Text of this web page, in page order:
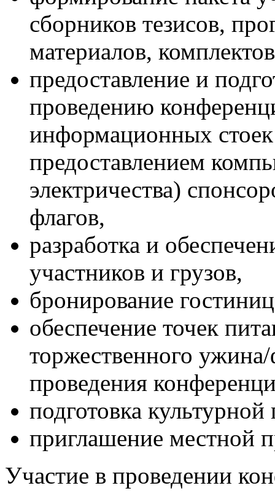
сборников тезисов,
материалов,
предоставление и
проведению
информационных
предоставлением
электричества)
флагов,
разработка и
участников и грузов,
бронирование
обеспечение точек
торжественного
проведения
подготовка
приглашение местной
Участие в проведении